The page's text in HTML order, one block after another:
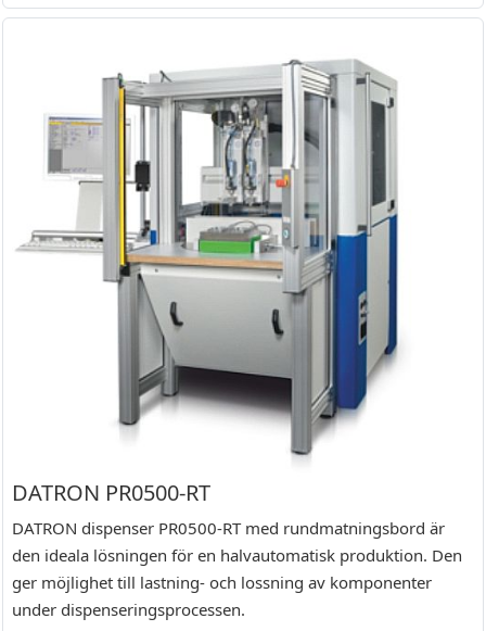
DATRON PR0500-RT
DATRON dispenser PR0500-RT med rundmatningsbord är
den ideala lösningen för en halvautomatisk produktion. Den
ger möjlighet till lastning- och lossning av komponenter
under dispenseringsprocessen.